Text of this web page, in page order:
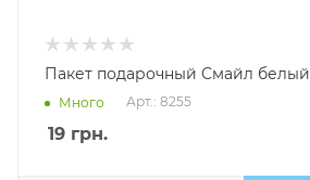
Пакет подарочный Смайл белый
Много Арт.: 8255
19 грн.